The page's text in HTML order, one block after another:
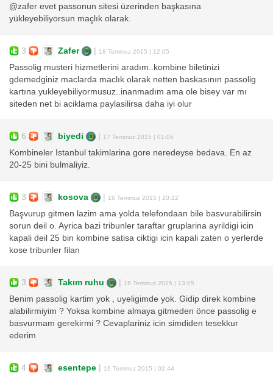
@zafer evet passonun sitesi üzerinden başkasına
yükleyebiliyorsun maçlık olarak.
3 Zafer 18 Temmuz 2015 | 12:05
Passolig musteri hizmetlerini aradım..kombine biletinizi
gdemedginiz maclarda maclık olarak netten baskasının passolig
kartına yukleyebiliyormusuz..inanmadım ama ole bisey var mı
siteden net bi aciklama paylasilirsa daha iyi olur
6 biyedi 17 Temmuz 2015 | 01:06
Kombineler Istanbul takimlarina gore neredeyse bedava. En az
20-25 bini bulmaliyiz.
3 kosova 16 Temmuz 2015 | 20:12
Başvurup gitmen lazim ama yolda telefondaan bile basvurabilirsin
sorun deil o. Ayrica bazi tribunler taraftar gruplarina ayrildigi icin
kapali deil 25 bin kombine satisa ciktigi icin kapali zaten o yerlerde
kose tribunler filan
3 Takım ruhu 16 Temmuz 2015 | 13:05
Benim passolig kartim yok , uyeligimde yok. Gidip direk kombine
alabilirmiyim ? Yoksa kombine almaya gitmeden önce passolig e
basvurmam gerekirmi ? Cevaplariniz icin simdiden tesekkur
ederim
4 esentepe 16 Temmuz 2015 | 02:44